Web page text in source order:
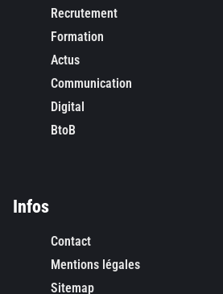
Recrutement
Formation
Actus
Communication
Digital
BtoB
Infos
Contact
Mentions légales
Sitemap